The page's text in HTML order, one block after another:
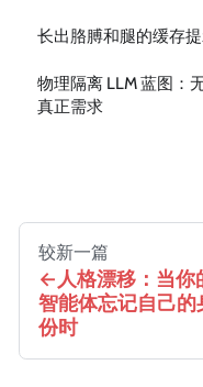
长出胳膊和腿的缓存
物理隔离 LLM 蓝图：
真正需求
较新一篇
人格漂移：当你
智能体忘记自己的
份时